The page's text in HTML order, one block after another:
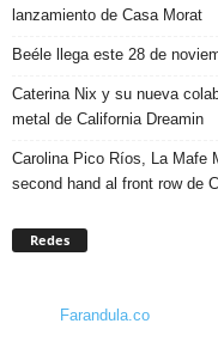
lanzamiento de Casa Morat
Beéle llega este 28 de
Caterina Nix y su nueva
metal de California Dreamin
Carolina Pico Ríos, La Mafe
second hand al front row de
Redes
Farandula.co